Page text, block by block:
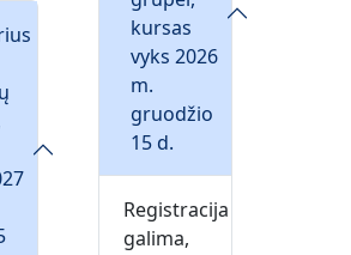
kursas
vyks 2026
m.
gruodžio
15 d.
Registracija
galima,